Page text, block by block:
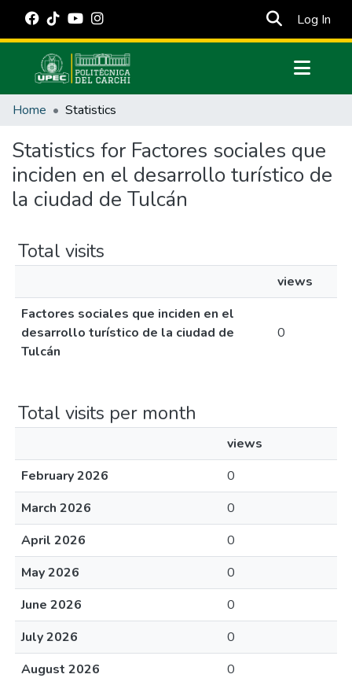
Log In
Communities & Collections
Estadísticas Externas
Manuales
Home Statistics
Statistics for Factores sociales que
inciden en el desarrollo turístico de
la ciudad de Tulcán
Total visits
views
Factores sociales que inciden en el
desarrollo turístico de la ciudad de
Tulcán
0
Total visits per month
views
February 2026
0
March 2026
0
April 2026
0
May 2026
0
June 2026
0
July 2026
0
August 2026
0